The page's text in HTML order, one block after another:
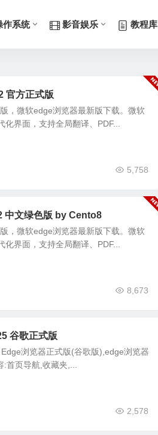
作系统 影音娱乐 教程库
官方正式版
，微软edge浏览器最新版下载。微软
界面，支持全局翻译、PDF...
5,758
中文绿色版 by Cento8
，微软edge浏览器最新版下载。微软
界面，支持全局翻译、PDF...
8,673
谷歌正式版
浏览器正式版(谷歌版),edge浏览器
首页导航,收藏夹,...
2,578